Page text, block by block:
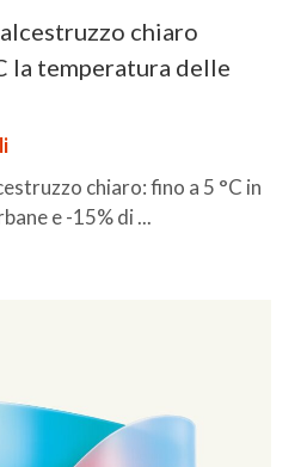
chiaro
la temperatura delle
chiaro: fino a 5 °C in
e -15% di ...